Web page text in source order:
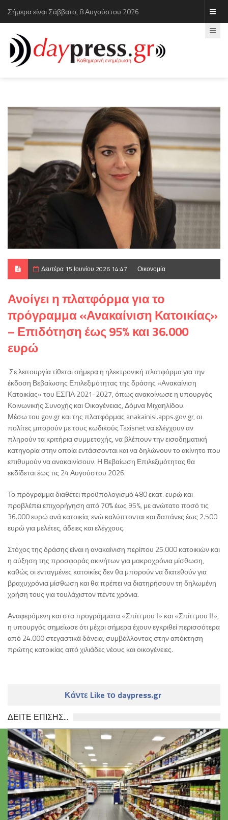
Σήμερα είναι Σάββατο, 8 Αυγούστου 2026
Δευτέρα 15 Ιουνίου 2026 14:47 Οικονομία
Ανοίγει η πλατφόρμα για το
πρόγραμμα «Ανακαίνιση Κατοικίας»
– Επιδότηση έως 95% και 36.000
ευρώ
Σε λειτουργία τίθεται σήμερα η ηλεκτρονική πλατφόρμα για την
έκδοση Βεβαίωσης Επιλεξιμότητας της δράσης «Ανακαίνιση
Κατοικίας» του ΕΣΠΑ 2021-2027, όπως ανακοίνωσε η υπουργός
Κοινωνικής Συνοχής και Οικογένειας, Δόμνα Μιχαηλίδου.
Μέσω του gov.gr και της πλατφόρμας anakainisi.apps.gov.gr, οι
πολίτες μπορούν με τους κωδικούς Taxisnet να ελέγχουν αν
πληρούν τα κριτήρια συμμετοχής, να βλέπουν την εισοδηματική
κατηγορία στην οποία εντάσσονται και να δηλώνουν το ακίνητο που
επιθυμούν να ανακαινίσουν. Η Βεβαίωση Επιλεξιμότητας θα
εκδίδεται έως τις 24 Αυγούστου 2026.
Το πρόγραμμα διαθέτει προϋπολογισμό 480 εκατ. ευρώ και
προβλέπει επιχορήγηση από 70% έως 95%, με ανώτατο ποσό τις
36.000 ευρώ ανά κατοικία, ενώ καλύπτονται και δαπάνες έως 2.500
ευρώ για μελέτες, άδειες και ελέγχους.
Στόχος της δράσης είναι η ανακαίνιση περίπου 25.000 κατοικιών και
η αύξηση της προσφοράς ακινήτων για μακροχρόνια μίσθωση,
καθώς οι ενταγμένες κατοικίες δεν θα μπορούν να διατεθούν για
βραχυχρόνια μίσθωση και θα πρέπει να διατηρήσουν τη δηλωμένη
χρήση τους για τουλάχιστον πέντε χρόνια.
Αναφερόμενη και στα προγράμματα «Σπίτι μου Ι» και «Σπίτι μου ΙΙ»,
η υπουργός σημείωσε ότι μέχρι σήμερα έχουν εγκριθεί περισσότερα
από 24.000 στεγαστικά δάνεια, συμβάλλοντας στην απόκτηση
πρώτης κατοικίας από χιλιάδες νέους και οικογένειες.
Κάντε Like το daypress.gr
ΔΕΙΤΕ ΕΠΙΣΗΣ...